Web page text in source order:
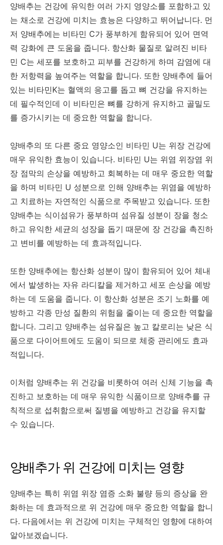
양배추는 건강에 유익한 여러 가지 영양소를 포함하고 있
는 채소로 건강에 미치는 효능은 다양하고 뛰어납니다. 먼
저 양배추에는 비타민 C가 풍부하게 함유되어 있어 면역
력 강화에 큰 도움을 줍니다. 항산화 물질로 알려진 비타
민 C는 세포를 보호하고 피부를 건강하게 하며 감염에 대
한 저항력을 높여주는 역할을 합니다. 또한 양배추에 들어
있는 비타민K는 혈액의 응고를 돕고 뼈 건강을 유지하는
데 필수적인데 이 비타민은 뼈를 강하게 유지하고 골밀도
를 증가시키는 데 중요한 역할을 합니다.
양배추의 또 다른 중요 영양소인 비타민 U는 위장 건강에
매우 유익한 효능이 있습니다. 비타민 U는 위염 위장염 위
장 점막의 손상을 예방하고 회복하는 데 매우 중요한 역할
을 하며 비타민 U 성분으로 인해 양배추는 위염을 예방하
고 치료하는 자연적인 식품으로 주목받고 있습니다. 또한
양배추는 식이섬유가 풍부하며 섬유질 성분이 장을 청소
하고 유익한 세균의 성장을 돕기 때문에 장 건강을 촉진하
고 변비를 예방하는 데 효과적입니다.
또한 양배추에는 항산화 성분이 많이 함유되어 있어 체내
에서 발생하는 자유 라디칼을 제거하고 세포 손상을 예방
하는 데 도움을 줍니다. 이 항산화 성분은 조기 노화를 예
방하고 각종 만성 질환의 위험을 줄이는 데 중요한 역할을
합니다. 그리고 양배추는 섬유질은 높고 칼로리는 낮은 식
품으로 다이어트에도 도움이 되므로 체중 관리에도 효과
적입니다.
이처럼 양배추는 위 건강을 비롯하여 여러 신체 기능을 촉
진하고 보호하는 데 매우 유익한 식품이므로 양배추를 규
칙적으로 섭취함으로써 질병을 예방하고 건강을 유지할
수 있습니다.
양배추가 위 건강에 미치는 영향
양배추는 특히 위염 위장 염증 소화 불량 등의 증상을 완
화하는 데 효과적으로 위 건강에 매우 중요한 역할을 합니
다. 다음에서는 위 건강에 미치는 구체적인 영향에 대하여
알아보겠습니다.